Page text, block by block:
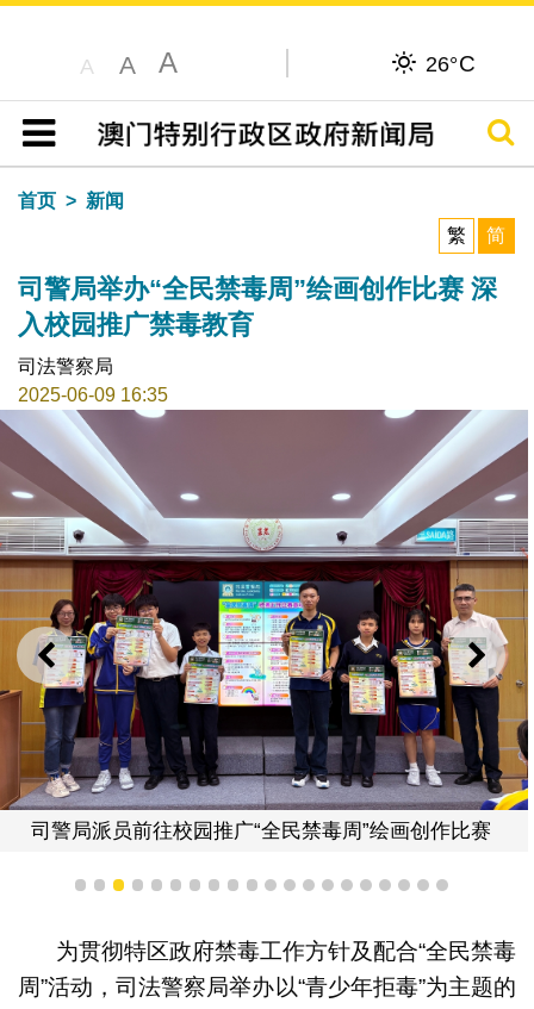
A A A 26°C
目录
搜寻
首页
新闻
繁
简
司警局举办“全民禁毒周”绘画创作比赛 深
入校园推广禁毒教育
司法警察局
2025-06-09 16:35
上一则 下一
司警局派员前往校园推广“全民禁毒周”绘画创作比赛
1 2 3 4 5 6 7 8 9 1011121314151617181920
为贯彻特区政府禁毒工作方针及配合“全民禁毒
周”活动，司法警察局举办以“青少年拒毒”为主题的